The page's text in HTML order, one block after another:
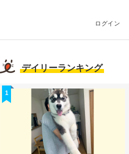
ログイン
デイリーランキング
1